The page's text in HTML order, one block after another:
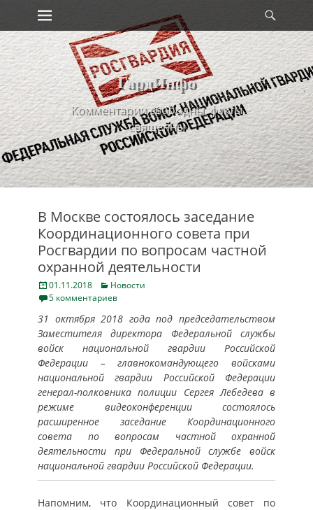
Skip
content
Primary Menu
ГардИнфо
Комментарии свободны, факты
священны
В Москве состоялось заседание
Координационного совета при
Росгвардии по вопросам частной
охранной деятельности
Posted
on
01.11.2018 Categories
Новости
5 комментариев
31 октября 2018 года под председательством
Заместителя директора Федеральной службы
войск национальной гвардии Российской
Федерации – главнокомандующего войсками
национальной гвардии Российской Федерации
генерал-полковника полиции Сергея Лебедева в
режиме видеоконференции состоялось
расширенное заседание Координационного
совета по вопросам частной охранной
деятельности при Федеральной службе войск
национальной гвардии Российской Федерации.
Напомним, что Координационный совет по